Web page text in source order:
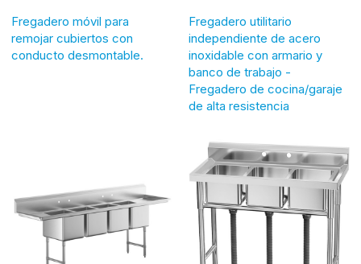
Fregadero móvil para
remojar cubiertos con
conducto desmontable.
Fregadero utilitario
independiente de acero
inoxidable con armario y
banco de trabajo -
Fregadero de cocina/garaje
de alta resistencia